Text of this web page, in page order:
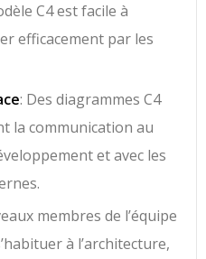
C4 est facile à
efficacement par les
: Des diagrammes C4
la communication au
et avec les
membres de l’équipe
à l’architecture,